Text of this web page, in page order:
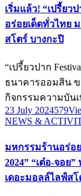
เริ่มแล้ว! “เปรี้ยว
อร่อยเด็ดทั่วไทย
สโตร์ บางกะปิ
“เปรี้ยวปาก
ธนาคารออมสิน
กิจกรรมความบัน
23 July 2024579
NEWS &
มหกรรมร้านอร่อย
2024” “เต๋อ-จอย
เดอะมอลล์ไลฟ์สโ